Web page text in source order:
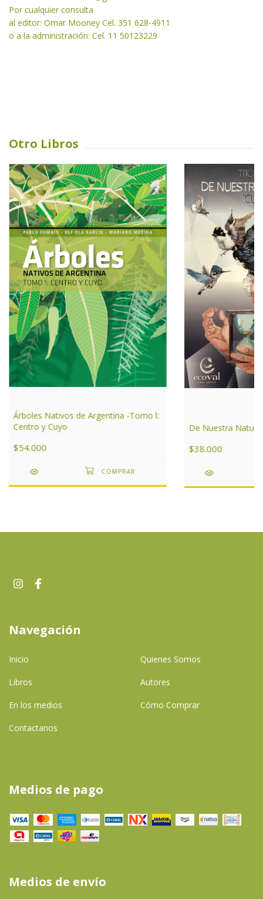
Por cualquier consulta
al editor: Omar Mooney Cel. 351 628-4911
o a la administración: Cel. 11 50123229
Otro Libros
Árboles Nativos de Argentina -Tomo l:
Centro y Cuyo
$54.000
De Nuestra
$38.000
Navegación
Inicio Quienes Somos
Libros Autores
En los medios Cómo Comprar
Contactanos
Medios de pago
Medios de envío